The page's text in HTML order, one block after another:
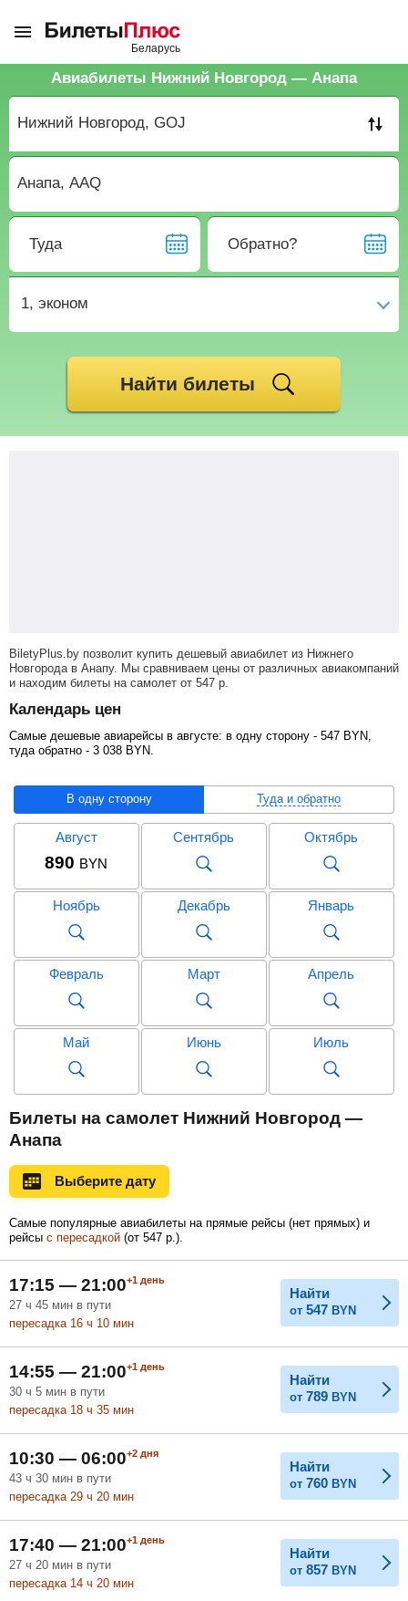
Авиабилеты Нижний Новгород — Анапа
Туда Обратно?
1, эконом
Найти билеты
BiletyPlus.by позволит купить дешевый авиабилет из Нижнего
Новгорода в Анапу. Мы сравниваем цены от различных авиакомпаний
и находим билеты на самолет от 547 р
Календарь цен
Самые дешевые авиарейсы в августе: в одну сторону - 547 BYN
туда обратно - 3 038 BYN
В одну сторону Туда и обратно
Август
890 BYN
Сентябрь Октябрь
Ноябрь Декабрь Январь
Февраль Март Апрель
Май Июнь Июль
3 038
Сентябрь
Ноябрь
Февраль
Май Июль
Билеты на самолет Нижний Новгород —
Анапа
Выберите дату
Самые популярные авиабилеты на прямые рейсы (нет прямых) и
рейсы с пересадкой (от 547 р. ).
17:15 — 21:00+1 день
27 ч 45 мин в пути
пересадка 16 ч 10 мин
Найти
от 547 BYN
14:55 — 21:00+1 день
30 ч 5 мин в пути
пересадка 18 ч 35 мин
Найти
от 789 BYN
10:30 — 06:00+2 дня
43 ч 30 мин в пути
пересадка 29 ч 20 мин
Найти
от 760 BYN
17:40 — 21:00+1 день
27 ч 20 мин в пути
пересадка 14 ч 20 мин
Найти
от 857 BYN